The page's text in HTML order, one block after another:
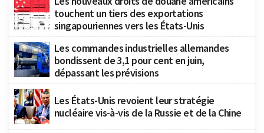
touchent un tiers des exportations
singapouriennes vers les États-Unis
Les commandes industrielles allemandes
bondissent de 3,1 pour cent en juin,
dépassant les prévisions
Les États-Unis revoient leur stratégie
nucléaire vis-à-vis de la Russie et de la Chine